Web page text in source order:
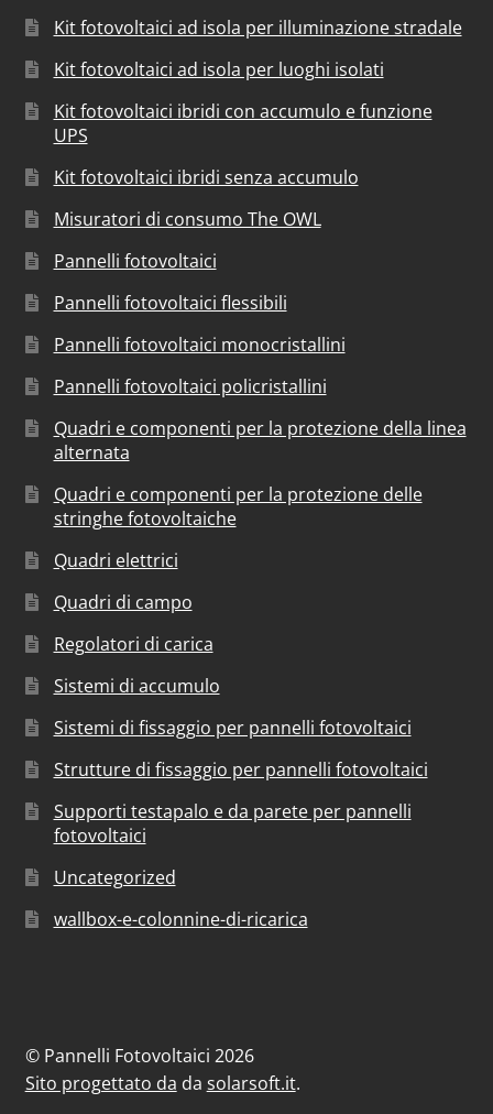
Kit fotovoltaici ad isola per illuminazione stradale
Kit fotovoltaici ad isola per luoghi isolati
Kit fotovoltaici ibridi con accumulo e funzione
UPS
Kit fotovoltaici ibridi senza accumulo
Misuratori di consumo The OWL
Pannelli fotovoltaici
Pannelli fotovoltaici flessibili
Pannelli fotovoltaici monocristallini
Pannelli fotovoltaici policristallini
Quadri e componenti per la protezione della linea
alternata
Quadri e componenti per la protezione delle
stringhe fotovoltaiche
Quadri elettrici
Quadri di campo
Regolatori di carica
Sistemi di accumulo
Sistemi di fissaggio per pannelli fotovoltaici
Strutture di fissaggio per pannelli fotovoltaici
Supporti testapalo e da parete per pannelli
fotovoltaici
Uncategorized
wallbox-e-colonnine-di-ricarica
© Pannelli Fotovoltaici 2026
Sito progettato da da solarsoft.it.